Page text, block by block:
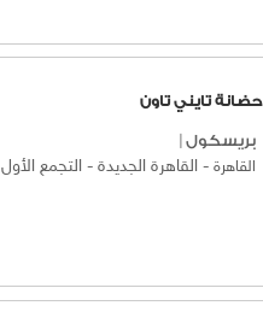
حضانة تايني تاون
بريسكول
القاهرة - القاهرة الجديدة - التجمع الأول